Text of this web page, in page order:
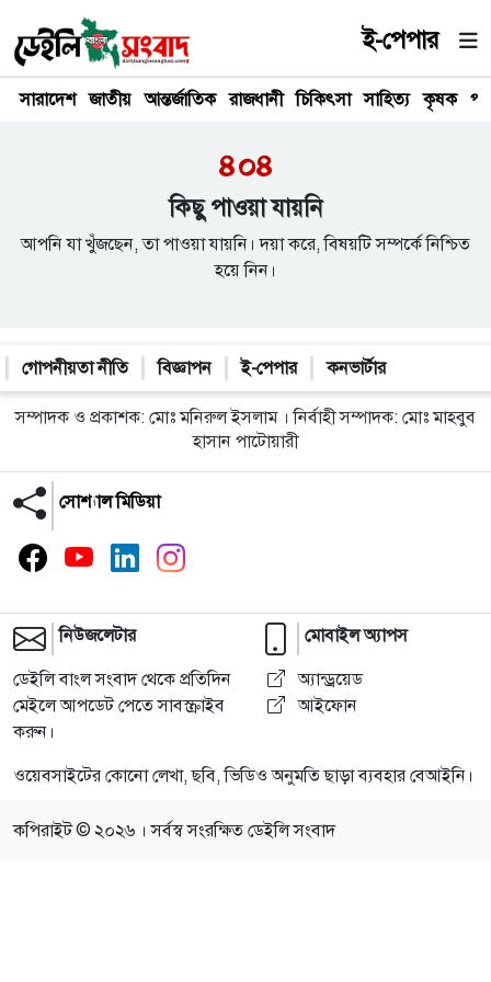
ই-পেপার
সারাদেশ জাতীয় আন্তর্জাতিক রাজধানী চিকিৎসা সাহিত্য কৃষক
৪০৪
কিছু পাওয়া যায়নি
আপনি যা খুঁজছেন, তা পাওয়া যায়নি। দয়া করে, বিষয়টি সম্পর্কে নিশ্চিত
হয়ে নিন।
গোপনীয়তা নীতি বিজ্ঞাপন ই-পেপার কনভার্টার
সম্পাদক ও প্রকাশক: মোঃ মনিরুল ইসলাম । নির্বাহী সম্পাদক: মোঃ মাহবুব
হাসান পাটোয়ারী
সোশ্যাল মিডিয়া
নিউজলেটার
ডেইলি বাংল সংবাদ থেকে প্রতিদিন
মেইলে আপডেট পেতে সাবস্ক্রাইব
করুন।
মোবাইল অ্যাপস
অ্যান্ড্রয়েড
আইফোন
ওয়েবসাইটের কোনো লেখা, ছবি, ভিডিও অনুমতি ছাড়া ব্যবহার বেআইনি।
কপিরাইট © ২০২৬ । সর্বস্ব সংরক্ষিত ডেইলি সংবাদ